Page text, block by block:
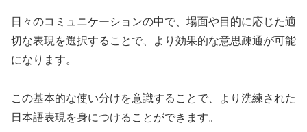
日々のコミュニケーションの中で、場面や目的に応じた適
切な表現を選択することで、より効果的な意思疎通が可能
になります。
この基本的な使い分けを意識することで、より洗練された
日本語表現を身につけることができます。